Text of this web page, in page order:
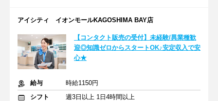
アイシティ イオンモールKAGOSHIMA BAY店
【コンタクト販売の受付】未経験/異業種歓
迎◎知識ゼロからスタートOK♪安定収入で安
心★
給与
時給1150円
シフト
週3日以上 1日4時間以上